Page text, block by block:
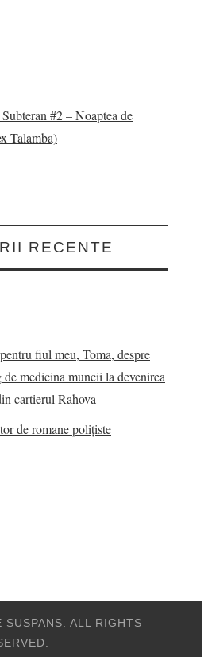
#2 – Noaptea de
Talamba)
RECENTE
fiul meu, Toma, despre
medicina muncii la devenirea
cartierul Rahova
de romane polițiste
ALL RIGHTS